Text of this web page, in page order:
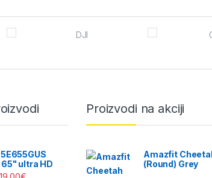
65" ultra HD
Proizvodi na akciji
Amazfit
(Round) Grey